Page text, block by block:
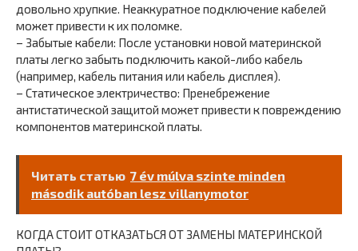
довольно хрупкие. Неаккуратное подключение кабелей
может привести к их поломке.
– Забытые кабели: После установки новой материнской
платы легко забыть подключить какой-либо кабель
(например, кабель питания или кабель дисплея).
– Статическое электричество: Пренебрежение
антистатической защитой может привести к повреждению
компонентов материнской платы.
Читать статью 7 év múlva szinte minden
második autóban lesz villanymotor
КОГДА СТОИТ ОТКАЗАТЬСЯ ОТ ЗАМЕНЫ МАТЕРИНСКОЙ